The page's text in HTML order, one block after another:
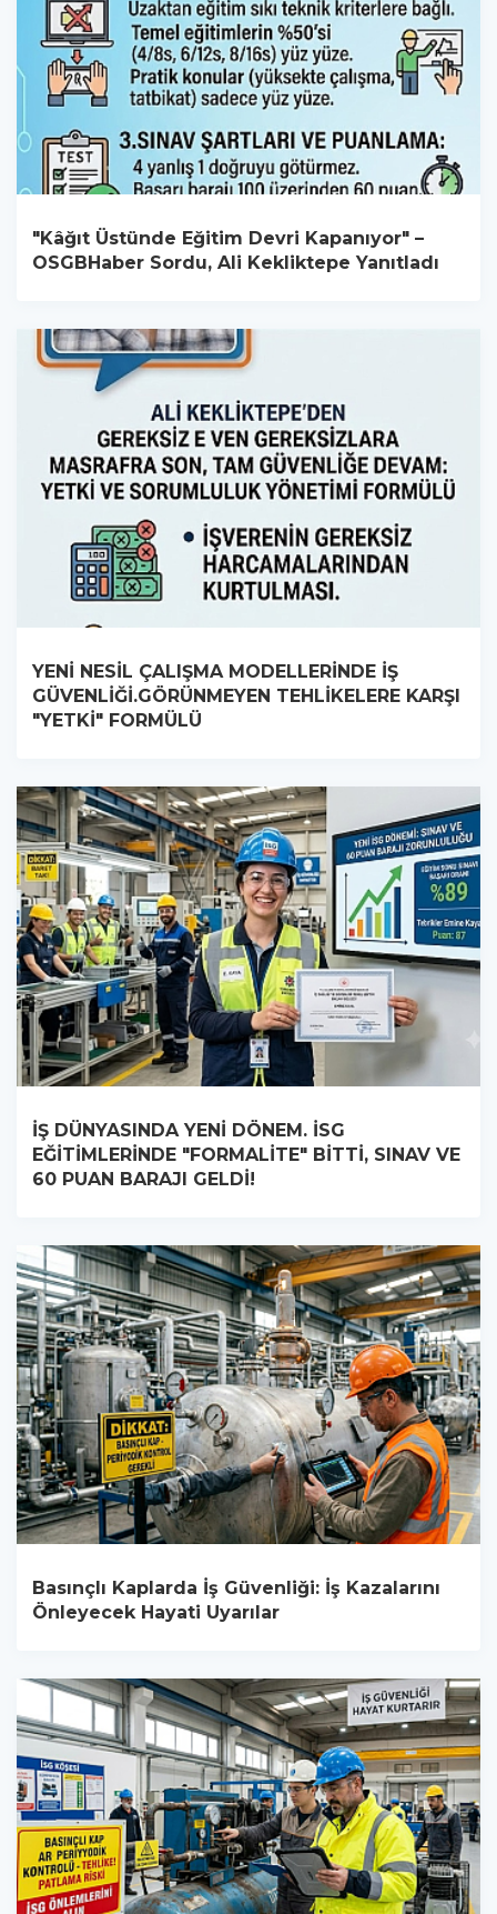
"Kâğıt Üstünde Eğitim Devri Kapanıyor" –
OSGBHaber Sordu, Ali Kekliktepe Yanıtladı
YENİ NESİL ÇALIŞMA MODELLERİNDE İŞ
GÜVENLİĞİ.GÖRÜNMEYEN TEHLİKELERE KARŞI
"YETKİ" FORMÜLÜ
İŞ DÜNYASINDA YENİ DÖNEM. İSG
EĞİTİMLERİNDE "FORMALİTE" BİTTİ, SINAV VE
60 PUAN BARAJI GELDİ!
Basınçlı Kaplarda İş Güvenliği: İş Kazalarını
Önleyecek Hayati Uyarılar